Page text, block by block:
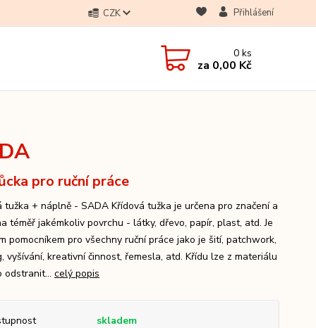
CZK Přihlášení
0ks
za 0,00 Kč
pro ruční práce
tužka + náplně - SADA Křídová tužka je určena pro značení a
téměř jakémkoliv povrchu - látky, dřevo, papír, plast, atd. Je
pomocníkem pro všechny ruční práce jako je šití, patchwork,
vyšívání, kreativní činnost, řemesla, atd. Křídu lze z materiálu
odstranit... celý popis
skladem